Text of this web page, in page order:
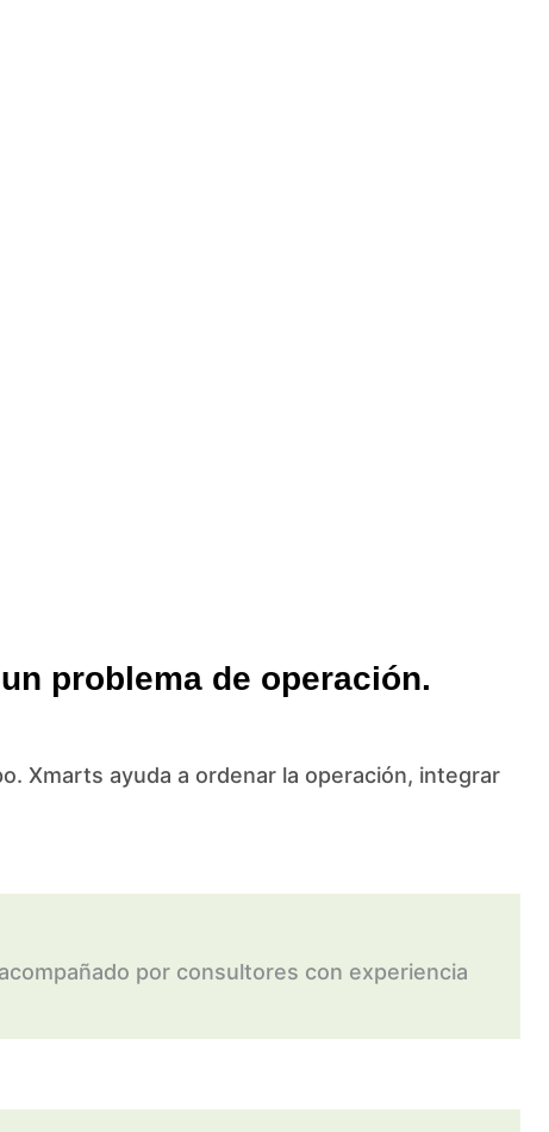
problema de operación.
Xmarts ayuda a ordenar la operación, integrar
por consultores con experiencia